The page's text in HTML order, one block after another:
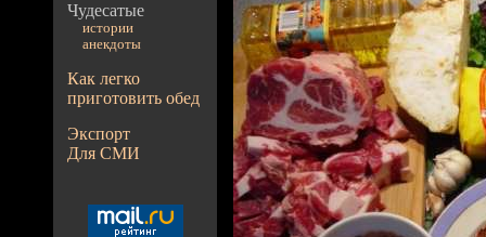
Чудесатые
истории
анекдоты
Как легко
приготовить обед
Экспорт
Для СМИ